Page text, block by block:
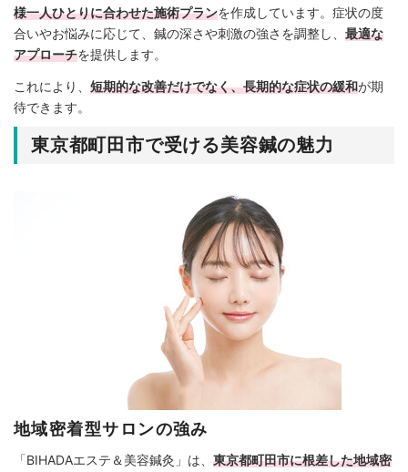
様一人ひとりに合わせた施術プランを作成しています。症状の度
合いやお悩みに応じて、鍼の深さや刺激の強さを調整し、 最適な
アプローチを提供します。
これにより、 短期的な改善だけでなく、長期的な症状の緩和が期
待できます。
東京都町田市で受ける美容鍼の魅力
地域密着型サロンの強み
「BIHADAエステ＆美容鍼灸」は、 東京都町田市に根差した地域密